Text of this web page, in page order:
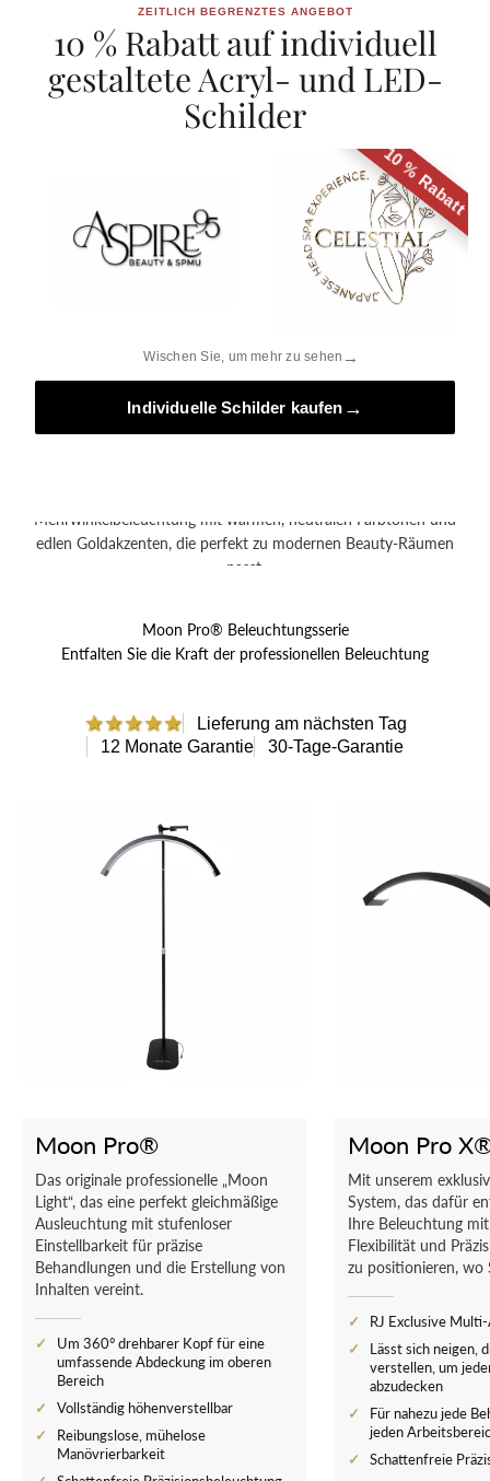
ZEITLICH BEGRENZTES ANGEBOT
10 % Rabatt auf individuell
gestaltete Acryl- und LED-
Schilder
10 % Rabatt
Wischen Sie, um mehr zu sehen →
Individuelle Schilder kaufen →
Wir stellen vor: Nude & Gold
Mehrwinkelbeleuchtung mit warmen, neutralen Farbtönen und
edlen Goldakzenten, die perfekt zu modernen Beauty-Räumen
passt.
Jetzt einkaufen
Moon Pro® Beleuchtungsserie
Entfalten Sie die Kraft der professionellen Beleuchtung
★★★★★
Lieferung am nächsten Tag
12 Monate Garantie
30-Tage-Garantie
Moon Pro®
Das originale professionelle „Moon
Light“, das eine perfekt gleichmäßige
Ausleuchtung mit stufenloser
Einstellbarkeit für präzise
Behandlungen und die Erstellung von
Inhalten vereint.
Um 360° drehbarer Kopf für eine
umfassende Abdeckung im oberen
Bereich
Vollständig höhenverstellbar
Reibungslose, mühelose
Manövrierbarkeit
Moon Pro
Mit unserem
System, das dafür
Ihre Beleuchtung
Flexibilität und
zu positionieren, wo
RJ Exclusive
Lässt sich neigen,
verstellen, um
abzudecken
Für nahezu jede
jeden
Schattenfreie